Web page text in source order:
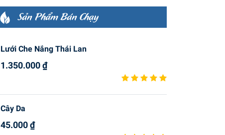
Sản Phẩm Bán Chạy
Lưới Che Nắng Thái Lan
1.350.000₫
Cây Da
45.000₫